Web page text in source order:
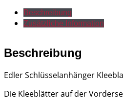
Silber
Menge
Beschreibung
Zusätzliche Information
Beschreibung
Edler Schlüsselanhänger
Die Kleeblätter auf der